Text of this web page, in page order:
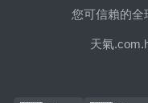
您可信賴的全
天氣